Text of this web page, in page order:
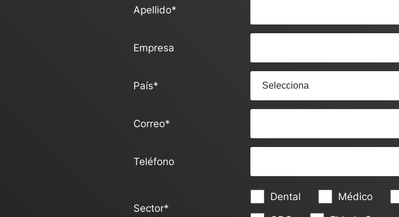
Apellido*
Empresa
País*
Correo*
Teléfono
Sector*
Dental Médico